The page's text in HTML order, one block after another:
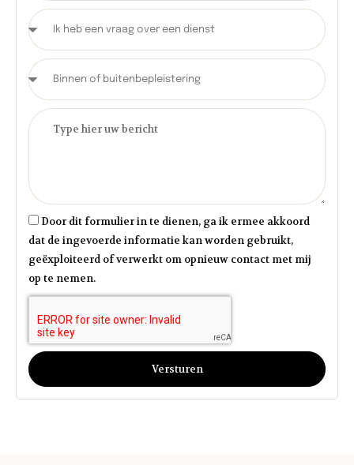
Door dit formulier in te dienen, ga ik ermee akkoord
dat de ingevoerde informatie kan worden gebruikt,
geëxploiteerd of verwerkt om opnieuw contact met mij
op te nemen.
Versturen